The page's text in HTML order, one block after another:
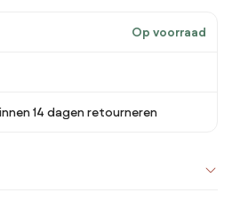
Op voorraad
14 dagen retourneren